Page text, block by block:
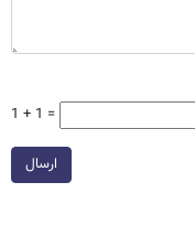
1 + 1 =
ارسال